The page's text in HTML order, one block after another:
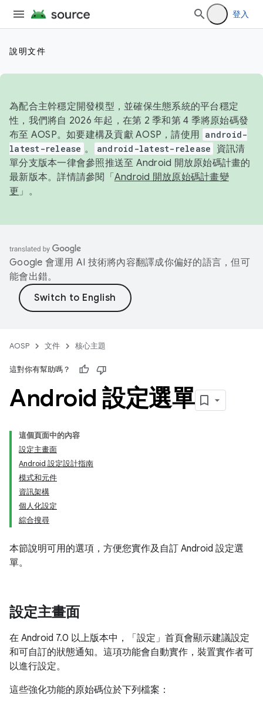
登入
說明文件
為配合主幹穩定開發模型，並確保生態系統的平台穩定
性，我們將自 2026 年起，在第 2 季和第 4 季將原始碼發
布至 AOSP。如要建構及貢獻 AOSP，請使用 android-
latest-release 。 android-latest-release
資訊清
單分支版本一律會參照推送至 Android 開放原始碼計畫的
最新版本。詳情請參閱「 Android 開放原始碼計畫變
更 」。
Google 會運用 AI 技術將內容翻譯成你偏好的語言，但可
能會出錯。
AOSP 文件 核心主題
這對你有幫助嗎？
Android 設定選單
這個頁面中的內容
設定主畫面
Android 設定設計指南
模式和元件
資訊架構
個人化設定
綜合搜尋
本節說明可用的選項，方便您實作及自訂 Android 設定選
單。
設定主畫面
在 Android 7.0 以上版本中，「設定」首頁會顯示建議設定
和可自訂的狀態通知。這項功能會自動實作，裝置實作者可
以進行設定。
這些強化功能的原始碼位於下列檔案：